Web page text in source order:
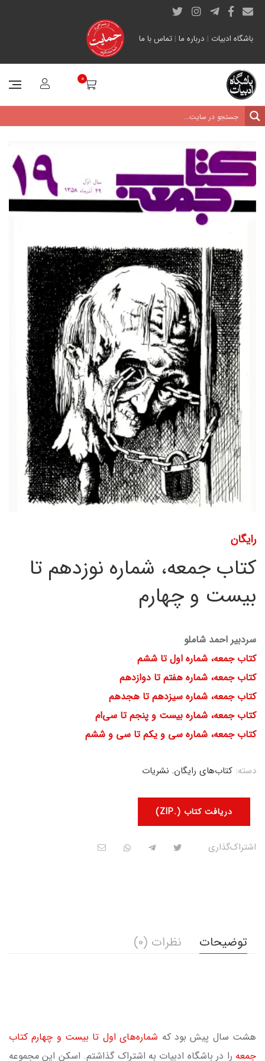
باشگاه ادبیات | درباره ما | تماس با ما
0
رایگان
کتاب جمعه، شماره نوزدهم تا
بیست و چهارم
سردبیر احمد شاملو
کتاب جمعه، شماره اول تا ششم
کتاب جمعه، شماره هفتم تا دوازدهم
کتاب جمعه، شماره سیزدهم تا هجدهم
کتاب جمعه، شماره بیست و پنجم تا سی‌ام
کتاب جمعه، شماره سی و یکم تا سی و ششم
دریافت کتاب (.ZIP)
دسته: کتاب‌های رایگان, نشریات
اشتراک‌گذاری
توضیحات نظرات (0)
هشت سال پیش بود که شماره‌های اول تا بیست و چهارم کتاب
جمعه را در باشگاه ادبیات به اشتراک گذاشتم. اسکن این مجموعه